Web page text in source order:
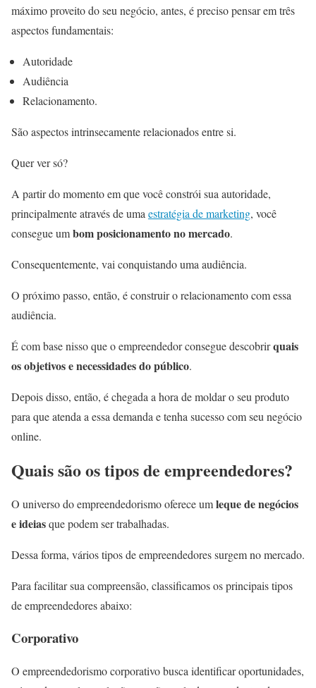
máximo proveito do seu negócio, antes, é preciso pensar em três
aspectos fundamentais:
Autoridade
Audiência
Relacionamento.
São aspectos intrinsecamente relacionados entre si.
Quer ver só?
A partir do momento em que você constrói sua autoridade,
principalmente através de uma estratégia de marketing, você
consegue umbom posicionamento no mercado.
Consequentemente, vai conquistando uma audiência.
O próximo passo, então, é construir o relacionamento com essa
audiência.
É com base nisso que o empreendedor consegue descobrirquais
os objetivos e necessidades do público.
Depois disso, então, é chegada a hora de moldar o seu produto
para que atenda a essa demanda e tenha sucesso com seu negócio
online.
Quais são os tipos de empreendedores?
O universo do empreendedorismo oferece umleque de negócios
e ideiasque podem ser trabalhadas.
Dessa forma, vários tipos de empreendedores surgem no mercado.
Para facilitar sua compreensão, classificamos os principais tipos
de empreendedores abaixo:
Corporativo
O empreendedorismo corporativo busca identificar oportunidades,